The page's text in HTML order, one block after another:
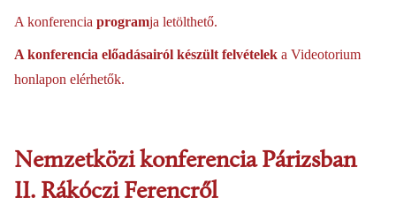
A konferencia programja letölthető.
A konferencia előadásairól készült felvételeka Videotorium
honlapon elérhetők.
Nemzetközi konferencia Párizsban
II. Rákóczi Ferencről